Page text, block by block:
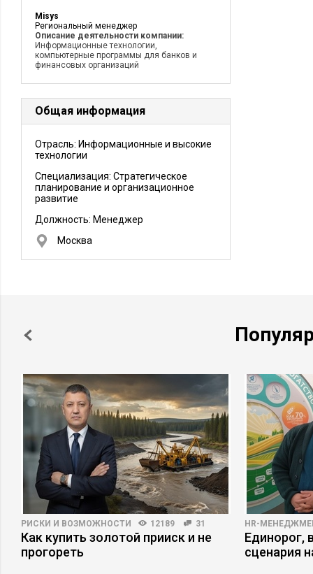
Misys
Региональный менеджер
Описание деятельности компании:
Информационные технологии,
компьютерные программы для банков и
финансовых организаций
Общая информация
Отрасль: Информационные и высокие
технологии
Специализация: Стратегическое
планирование и организационное
развитие
Должность: Менеджер
Москва
РИСКИ И ВОЗМОЖНОСТИ 12189 31
Как купить золотой прииск и не
прогореть
HR-
Единорог,
сценария